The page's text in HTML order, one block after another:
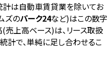
計は自動車賃貸業を除いてお
ズのパーク24など)はこの数字
売上高ベース)は、リース取扱
で、単純に足し合わせるこ